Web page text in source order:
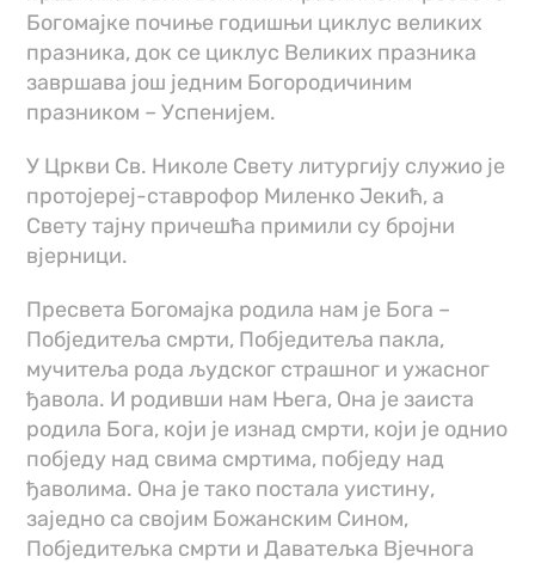
Богомајке почиње годишњи циклус великих
празника, док се циклус Великих празника
завршава још једним Богородичиним
празником – Успенијем.
У Цркви Св. Николе Свету литургију служио је
протојереј-ставрофор Миленко Јекић, а
Свету тајну причешћа примили су бројни
вјерници.
Пресвета Богомајка родила нам је Бога –
Побједитеља смрти, Побједитеља пакла,
мучитеља рода људског страшног и ужасног
ђавола. И родивши нам Њега, Она је заиста
родила Бога, који је изнад смрти, који је однио
побједу над свима смртима, побједу над
ђаволима. Она је тако постала уистину,
заједно са својим Божанским Сином,
Побједитељка смрти и Даватељка Вјечнога